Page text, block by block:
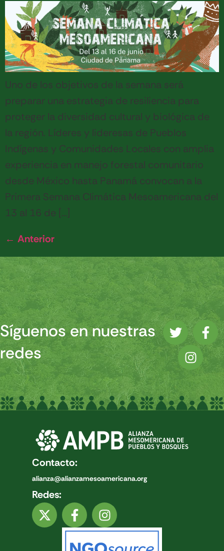
Uno de los objetivos de la semana será
preparar una estrategia de resiliencia para
proteger la diversidad cultural y biológica de
la región. Líderes y lideresas de Pueblos
Indígenas y Comunidades Locales con amplia
experiencia en manejo forestal comunitario
desde México hasta Panamá convocan a la
Primera Semana Climática Mesoamericana del
13 al 16 de […]
← Anterior
Síguenos en nuestras
redes
Contacto:
alianza@alianzamesoamericana.org
Redes: